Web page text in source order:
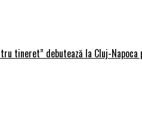
tineret” debutează la Cluj-Napoca